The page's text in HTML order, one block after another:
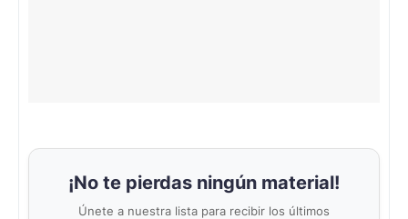
¡No te pierdas ningún material!
Únete a nuestra lista para recibir los últimos